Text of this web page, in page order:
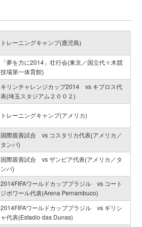
トレーニングキャンプ(鹿児島)
「夢を力に2014」壮行会(東京／国立代々木競
技場第一体育館)
キリンチャレンジカップ2014 vs キプロス代
表(埼玉スタジアム２００２)
トレーニングキャンプ(アメリカ)
国際親善試合 vs コスタリカ代表(アメリカ／
タンパ)
国際親善試合 vs ザンビア代表(アメリカ／タ
ンパ)
2014FIFAワールドカップブラジル vs コート
ジボワール代表(Arena Pernambuco)
2014FIFAワールドカップブラジル vs ギリシ
ャ代表(Estadio das Dunas)